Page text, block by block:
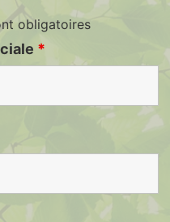
obligatoires
*